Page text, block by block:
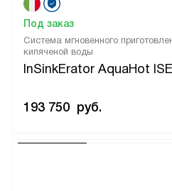
Система мгновенного
кипяченой воды
InSinkErator AquaHot
Под заказ
193 750 руб.